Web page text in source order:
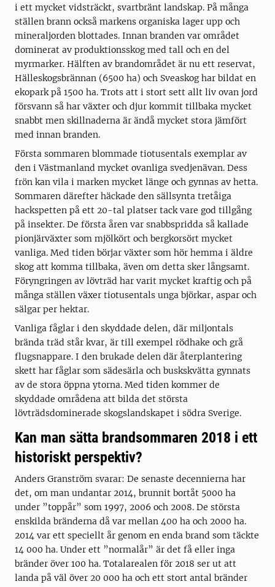
i ett mycket vidsträckt, svartbränt landskap. På många
ställen brann också markens organiska lager upp och
mineraljorden blottades. Innan branden var området
dominerat av produktionsskog med tall och en del
myrmarker. Hälften av brandområdet är nu ett reservat,
Hälleskogsbrännan (6500 ha) och Sveaskog har bildat en
ekopark på 1500 ha. Trots att i stort sett allt liv ovan jord
försvann så har växter och djur kommit tillbaka mycket
snabbt men skillnaderna är ändå mycket stora jämfört
med innan branden.
Första sommaren blommade tiotusentals exemplar av
den i Västmanland mycket ovanliga svedjenävan. Dess
frön kan vila i marken mycket länge och gynnas av hetta.
Sommaren därefter häckade den sällsynta tretåiga
hackspetten på ett 20-tal platser tack vare god tillgång
på insekter. De första åren var snabbspridda så kallade
pionjärväxter som mjölkört och bergkorsört mycket
vanliga. Med tiden börjar växter som hör hemma i äldre
skog att komma tillbaka, även om detta sker långsamt.
Föryngringen av lövträd har varit mycket kraftig och på
många ställen växer tiotusentals unga björkar, aspar och
sälgar per hektar.
Vanliga fåglar i den skyddade delen, där miljontals
brända träd står kvar, är till exempel rödhake och grå
flugsnappare. I den brukade delen där återplantering
skett har fåglar som sädesärla och buskskvätta gynnats
av de stora öppna ytorna. Med tiden kommer de
skyddade områdena att bilda det största
lövträdsdominerade skogslandskapet i södra Sverige.
Kan man sätta brandsommaren 2018 i ett
historiskt perspektiv?
Anders Granström svarar: De senaste decennierna har
det, om man undantar 2014, brunnit bortåt 5000 ha
under ”toppår” som 1997, 2006 och 2008. De största
enskilda bränderna då var mellan 400 ha och 2000 ha.
2014 var ett speciellt år genom en enda brand som täckte
14 000 ha. Under ett ”normalår” är det få eller inga
bränder över 100 ha. Totalarealen för 2018 ser ut att
landa på väl över 20 000 ha och ett stort antal bränder